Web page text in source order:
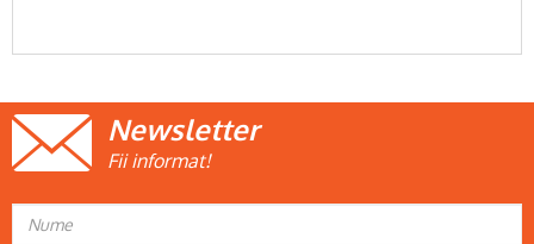
Newsletter
Fii informat!